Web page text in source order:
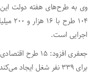
وی به طرح‌های هفته دولت
۱۰۴
اجرایی است.
برای ۳۳۹ نفر شغل ایجاد می‌کند.